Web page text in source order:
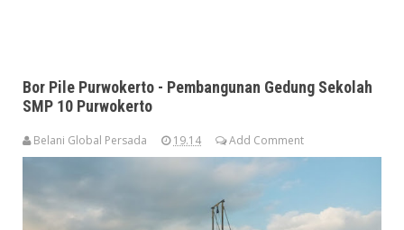
Bor Pile Purwokerto - Pembangunan Gedung Sekolah
SMP 10 Purwokerto
Belani Global Persada 19.14 Add Comment